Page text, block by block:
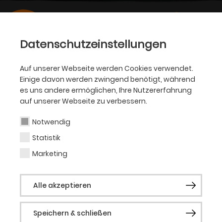
Datenschutzeinstellungen
Auf unserer Webseite werden Cookies verwendet.
Einige davon werden zwingend benötigt, während
es uns andere ermöglichen, Ihre Nutzererfahrung
auf unserer Webseite zu verbessern.
Notwendig
Statistik
Marketing
Alle akzeptieren
Speichern & schließen